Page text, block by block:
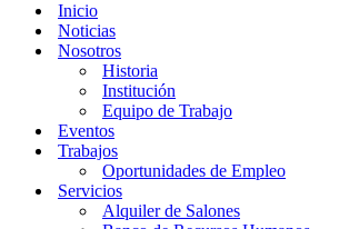
Inicio
Noticias
Nosotros
Historia
Institución
Equipo de Trabajo
Eventos
Trabajos
Oportunidades de Empleo
Servicios
Alquiler de Salones